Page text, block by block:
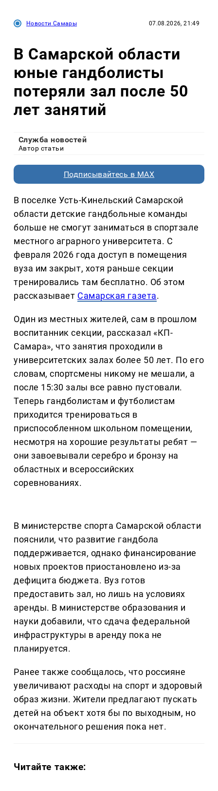
Новости Самары 07.08.2026, 21:49
В Самарской области
юные гандболисты
потеряли зал после 50
лет занятий
Служба новостей
Автор статьи
Подписывайтесь в MAX
В поселке Усть-Кинельский Самарской
области детские гандбольные команды
больше не смогут заниматься в спортзале
местного аграрного университета. С
февраля 2026 года доступ в помещения
вуза им закрыт, хотя раньше секции
тренировались там бесплатно. Об этом
рассказывает Самарская газета.
Один из местных жителей, сам в прошлом
воспитанник секции, рассказал «КП-
Самара», что занятия проходили в
университетских залах более 50 лет. По его
словам, спортсмены никому не мешали, а
после 15:30 залы все равно пустовали.
Теперь гандболистам и футболистам
приходится тренироваться в
приспособленном школьном помещении,
несмотря на хорошие результаты ребят —
они завоевывали серебро и бронзу на
областных и всероссийских
соревнованиях.
В министерстве спорта Самарской области
пояснили, что развитие гандбола
поддерживается, однако финансирование
новых проектов приостановлено из-за
дефицита бюджета. Вуз готов
предоставить зал, но лишь на условиях
аренды. В министерстве образования и
науки добавили, что сдача федеральной
инфраструктуры в аренду пока не
планируется.
Ранее также сообщалось, что россияне
увеличивают расходы на спорт и здоровый
образ жизни. Жители предлагают пускать
детей на объект хотя бы по выходным, но
окончательного решения пока нет.
Читайте также: